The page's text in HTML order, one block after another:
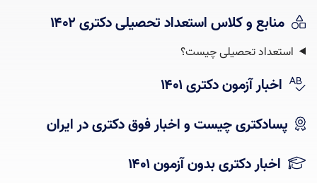
منابع و کلاس استعداد تحصیلی دکتری ۱۴۰۲
استعداد تحصیلی چیست؟‌
اخبار آزمون دکتری ۱۴۰۱
پسادکتری چیست و اخبار فوق دکتری در ایران
اخبار دکتری بدون آزمون ۱۴۰۱